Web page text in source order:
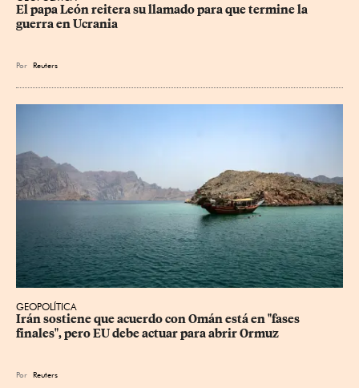
El papa León reitera su llamado para que termine la
guerra en Ucrania
Por Reuters
GEOPOLÍTICA
Irán sostiene que acuerdo con Omán está en "fases
finales", pero EU debe actuar para abrir Ormuz
Por Reuters